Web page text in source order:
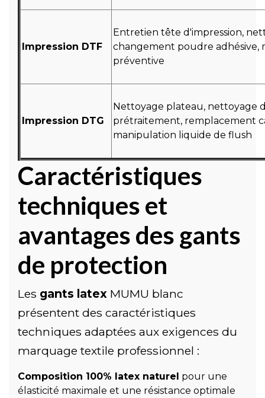
Impression DTF
Entretien tête d'impression,
changement poudre adhésive,
préventive
Impression DTG
Nettoyage plateau, nettoyage
prétraitement, remplacement
manipulation liquide de flush
Caractéristiques
techniques et
avantages des gants
de protection
Les gants latex MUMU blanc
présentent des caractéristiques
techniques adaptées aux exigences du
marquage textile professionnel :
Composition 100% latex naturel pour une
élasticité maximale et une résistance optimale